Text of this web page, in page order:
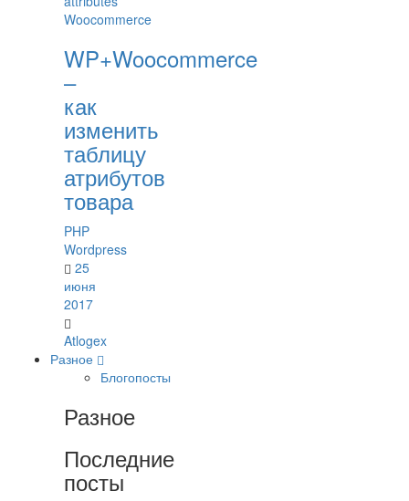
WP+Woocommerce
–
как
изменить
таблицу
атрибутов
товара
PHP
Wordpress
25
июня
2017
Atlogex
Разное
Блогопосты
Разное
Последние
посты